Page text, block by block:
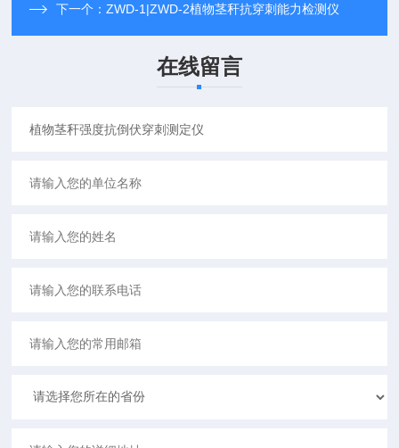
下一个：ZWD-1|ZWD-2植物茎秆抗穿刺能力检测仪
在线留言